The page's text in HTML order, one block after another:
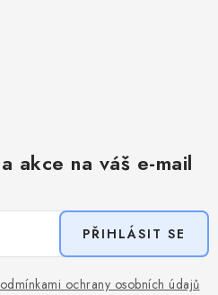
akce na váš e-mail
ochrany osobních údajů
PŘIHLÁSIT SE